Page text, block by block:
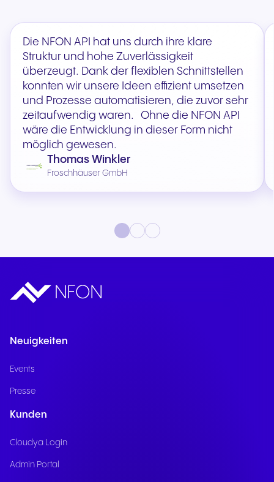
Die NFON API hat uns durch ihre klare
Struktur und hohe Zuverlässigkeit
überzeugt. Dank der flexiblen Schnittstellen
konnten wir unsere Ideen effizient umsetzen
und Prozesse automatisieren, die zuvor sehr
zeitaufwendig waren. Ohne die NFON API
wäre die Entwicklung in dieser Form nicht
möglich gewesen.
Thomas Winkler
Froschhäuser GmbH
Neuigkeiten
Events
Presse
Kunden
Cloudya Login
Admin Portal